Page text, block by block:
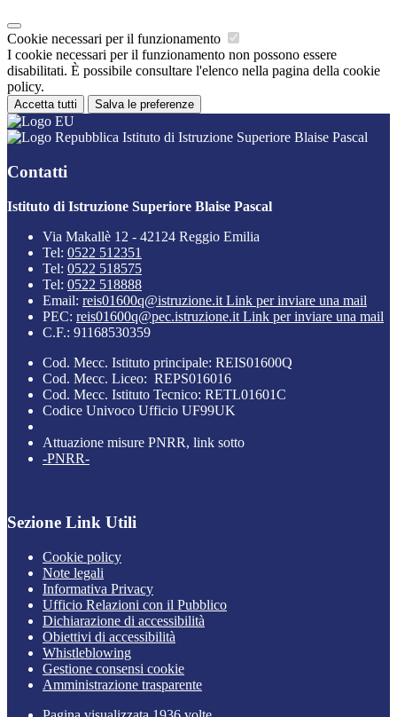
Cookie necessari per il funzionamento
I cookie necessari per il funzionamento non possono essere
disabilitati. È possibile consultare l'elenco nella pagina della cookie
policy.
Accetta tutti Salva le preferenze
Istituto di Istruzione Superiore Blaise Pascal
Contatti
Istituto di Istruzione Superiore Blaise Pascal
Via Makallè 12 - 42124 Reggio Emilia
Tel: 0522 512351
Tel: 0522 518575
Tel: 0522 518888
Email: reis01600q@istruzione.it Link per inviare una mail
PEC: reis01600q@pec.istruzione.it Link per inviare una mail
C.F.: 91168530359
Cod. Mecc. Istituto principale: REIS01600Q
Cod. Mecc. Liceo: REPS016016
Cod. Mecc. Istituto Tecnico: RETL01601C
Codice Univoco Ufficio UF99UK
Attuazione misure PNRR, link sotto
-PNRR-
Sezione Link Utili
Cookie policy
Note legali
Informativa Privacy
Ufficio Relazioni con il Pubblico
Dichiarazione di accessibilità
Obiettivi di accessibilità
Whistleblowing
Gestione consensi cookie
Amministrazione trasparente